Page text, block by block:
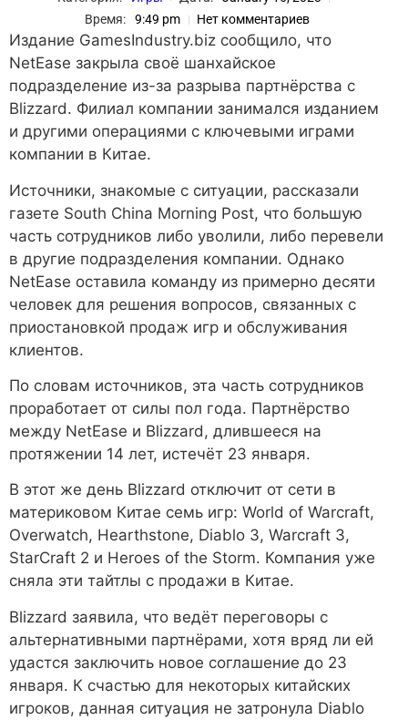
Время:
9:49 pm Нет комментариев
Издание GamesIndustry.biz сообщило, что
NetEase закрыла своё шанхайское
подразделение из-за разрыва партнёрства с
Blizzard. Филиал компании занимался изданием
и другими операциями с ключевыми играми
компании в Китае.
Источники, знакомые с ситуации, рассказали
газете South China Morning Post, что большую
часть сотрудников либо уволили, либо перевели
в другие подразделения компании. Однако
NetEase оставила команду из примерно десяти
человек для решения вопросов, связанных с
приостановкой продаж игр и обслуживания
клиентов.
По словам источников, эта часть сотрудников
проработает от силы пол года. Партнёрство
между NetEase и Blizzard, длившееся на
протяжении 14 лет, истечёт 23 января.
В этот же день Blizzard отключит от сети в
материковом Китае семь игр: World of Warcraft,
Overwatch, Hearthstone, Diablo 3, Warcraft 3,
StarCraft 2 и Heroes of the Storm. Компания уже
сняла эти тайтлы с продажи в Китае.
Blizzard заявила, что ведёт переговоры с
альтернативными партнёрами, хотя вряд ли ей
удастся заключить новое соглашение до 23
января. К счастью для некоторых китайских
игроков, данная ситуация не затронула Diablo